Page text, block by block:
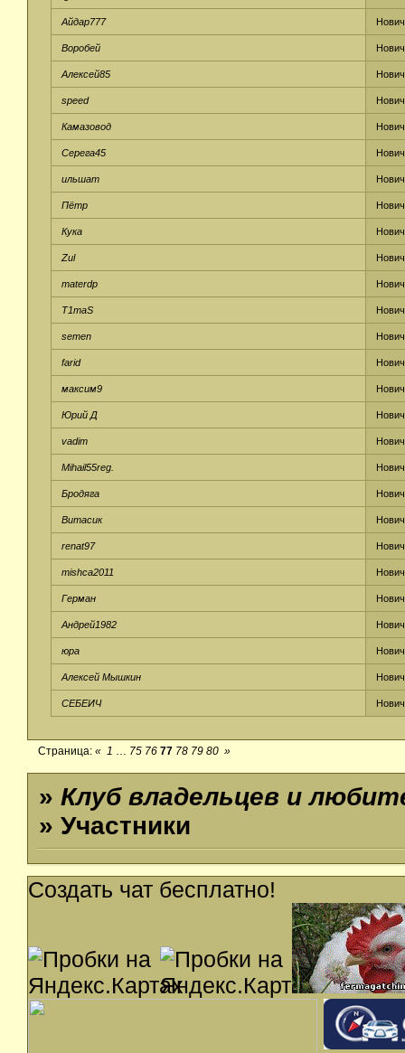
Айдар777
Воробей
Алексей85
speed
Камазовод
Серега45
ильшат
Пётр
Кука
Zul
materdp
T1maS
semen
farid
максим9
Юрий Д
vadim
Mihail55reg.
Бродяга
Витасик
renat97
mishca2011
Герман
Андрей1982
юра
Алексей Мышкин
СЕБЕИЧ
Страница:« 1 … 75 76 77 78 79 80 »
»Клуб владельцев и
» Участники
Создать чат бесплатно!